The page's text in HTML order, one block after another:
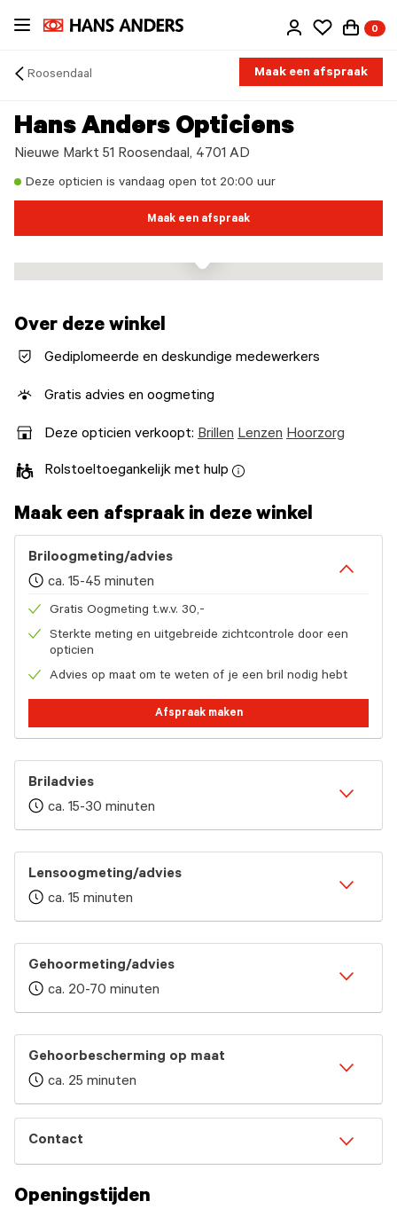
Ga
de
0
Roosendaal Maak een afspraak
Hans Anders Opticiens
Nieuwe Markt 51 Roosendaal, 4701 AD
Deze opticien is vandaag open tot 20:00 uur
Maak een afspraak
Over deze winkel
Gediplomeerde en deskundige medewerkers
Gratis advies en oogmeting
Deze opticien verkoopt: Brillen Lenzen Hoorzorg
Rolstoeltoegankelijk met hulp
Maak een afspraak in deze winkel
Briloogmeting/advies
ca. 15-45 minuten
Gratis Oogmeting t.w.v. 30,-
Sterkte meting en uitgebreide zichtcontrole door een
opticien
Advies op maat om te weten of je een bril nodig hebt
Afspraak maken
Briladvies
ca. 15-30 minuten
Lensoogmeting/advies
ca. 15 minuten
Gehoormeting/advies
ca. 20-70 minuten
Gehoorbescherming op maat
ca. 25 minuten
Contact
Openingstijden